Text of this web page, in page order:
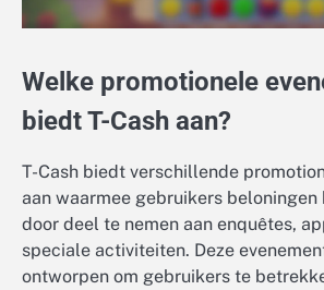
Welke promotionele
biedt T-Cash aan?
T-Cash biedt verschillende
aan waarmee gebruikers beloningen
door deel te nemen aan enquêtes,
speciale activiteiten. Deze
ontworpen om gebruikers te